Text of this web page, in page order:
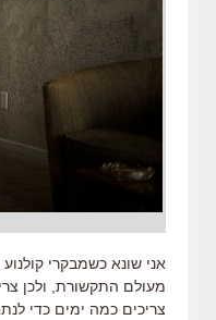
אני שונא כשמבקרי
מעולם התקשורת, ולכן
צריכים כמה ימים כדי